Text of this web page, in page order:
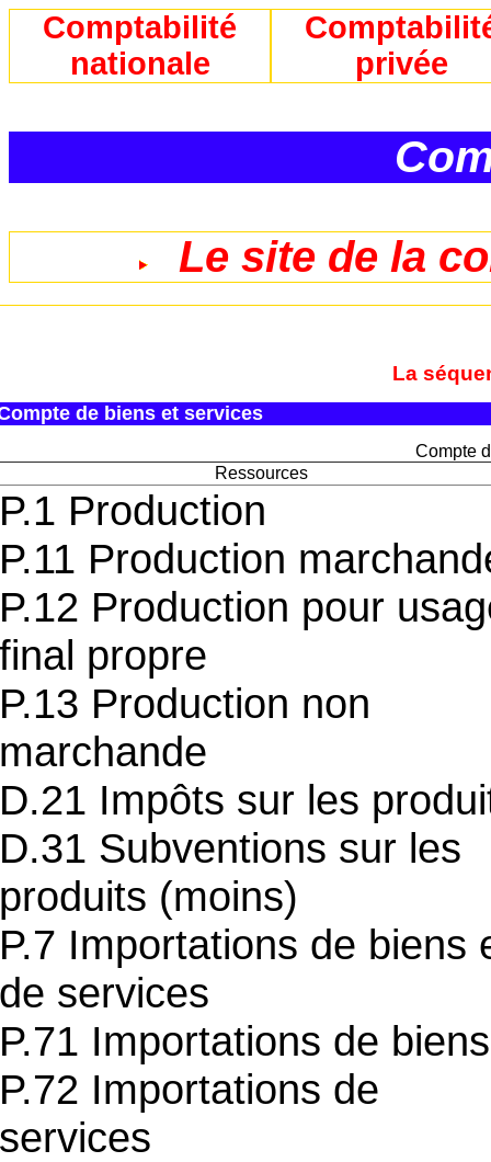
Comptabilité
nationale
privée
Le site de la
La
de biens et services
Compte
Ressources
P.1 Production
P.11 Production
P.12 Production pour
final propre
P.13 Production non
marchande
D.21 Impôts sur les
D.31 Subventions sur les
produits (moins)
P.7 Importations de biens
de services
P.71 Importations de biens
P.72 Importations de
services